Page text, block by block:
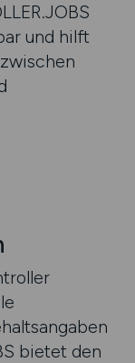
und hilft
bietet den